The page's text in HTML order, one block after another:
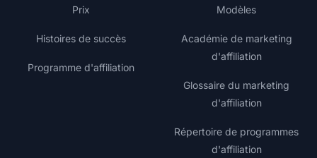
Prix
Histoires de succès
Programme d'affiliation
Modèles
Académie de marketing
d'affiliation
Glossaire du marketing
d'affiliation
Répertoire de programmes
d'affiliation